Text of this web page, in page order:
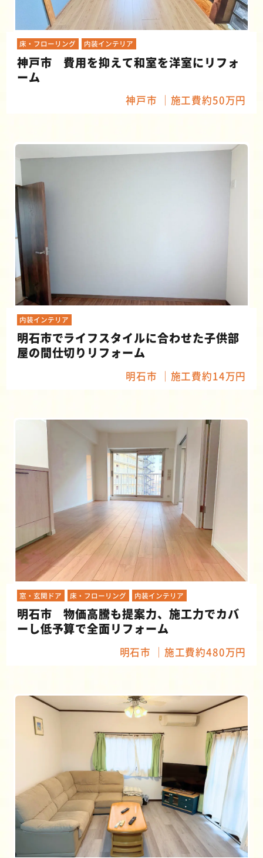
床・フローリング 内装インテリア
神戸市 費用を抑えて和室を洋室にリフォ
ーム
神戸市 施工費約50万円
内装インテリア
明石市でライフスタイルに合わせた子供部
屋の間仕切りリフォーム
明石市 施工費約14万円
窓・玄関ドア 床・フローリング 内装インテリア
明石市 物価高騰も提案力、施工力でカバ
ーし低予算で全面リフォーム
明石市 施工費約480万円